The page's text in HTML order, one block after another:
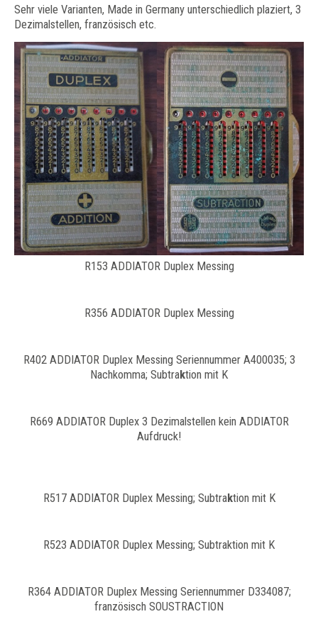
Sehr viele Varianten, Made in Germany unterschiedlich plaziert, 3
Dezimalstellen, französisch etc.
R153 ADDIATOR Duplex Messing
R356 ADDIATOR Duplex Messing
R402 ADDIATOR Duplex Messing Seriennummer A400035; 3
Nachkomma; Subtraktion mit K
R669 ADDIATOR Duplex 3 Dezimalstellen kein ADDIATOR
Aufdruck!
R517 ADDIATOR Duplex Messing; Subtraktion mit K
R523 ADDIATOR Duplex Messing; Subtraktion mit K
R364 ADDIATOR Duplex Messing Seriennummer D334087;
französisch SOUSTRACTION